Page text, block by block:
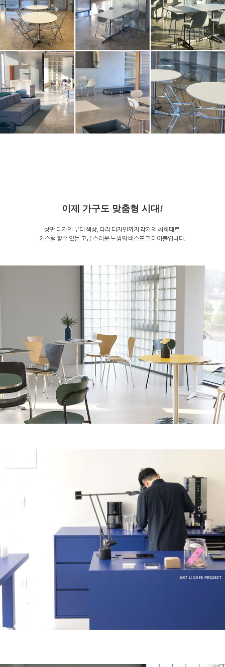
이제 가구도 맞춤형 시대 !
상판 디자인 부터 색상, 다리 디자인까지 각자의 취향대로
커스텀 할수 있는 고급 스러운 느낌의 비스포크 테이블입니다.